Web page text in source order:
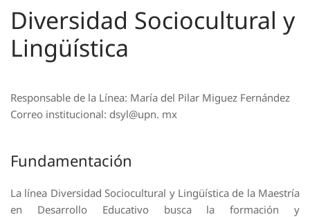
Diversidad Sociocultural y
Lingüística
Responsable de la Línea: María del Pilar Miguez Fernández
Correo institucional: dsyl@upn. mx
Fundamentación
La línea Diversidad Sociocultural y Lingüística de la Maestría
en Desarrollo Educativo busca la formación y